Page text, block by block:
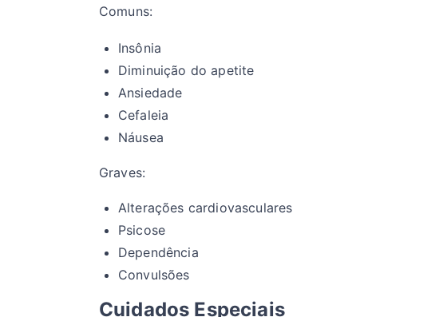
Comuns:
Insônia
Diminuição do apetite
Ansiedade
Cefaleia
Náusea
Graves:
Alterações cardiovasculares
Psicose
Dependência
Convulsões
Cuidados Especiais